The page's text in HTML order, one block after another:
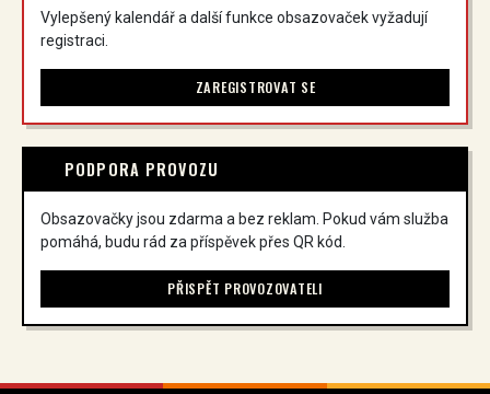
Vylepšený kalendář a další funkce obsazovaček vyžadují
registraci.
ZAREGISTROVAT SE
PODPORA PROVOZU
Obsazovačky jsou zdarma a bez reklam. Pokud vám služba
pomáhá, budu rád za příspěvek přes QR kód.
PŘISPĚT PROVOZOVATELI